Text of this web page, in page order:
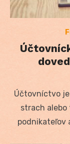
Účtovníctvo
strach alebo
podnikateľov